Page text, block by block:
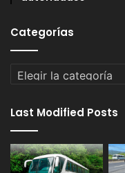
Categorías
Categorías
Last Modified Posts